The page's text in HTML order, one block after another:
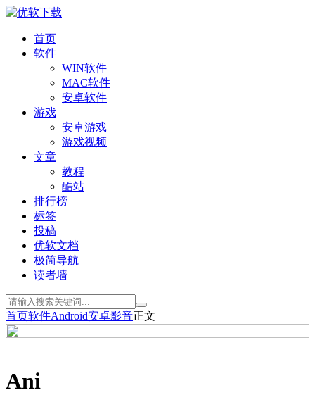
首页
软件
WIN软件
MAC软件
安卓软件
游戏
安卓游戏
游戏视频
文章
教程
酷站
排行榜
标签
投稿
优软文档
极简导航
读者墙
首页软件Android安卓影音正文
Ani